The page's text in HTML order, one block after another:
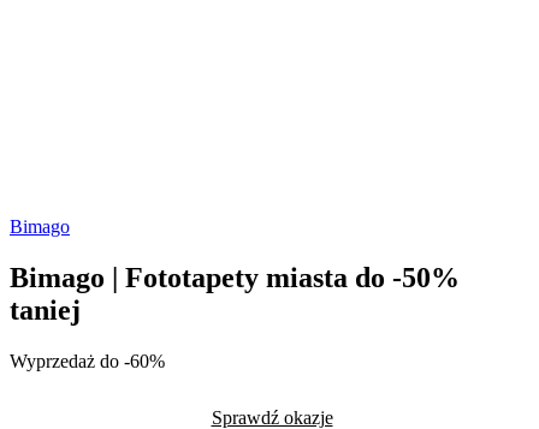
Bimago
Bimago | Fototapety miasta do -50%
taniej
Wyprzedaż do -60%
Sprawdź okazje